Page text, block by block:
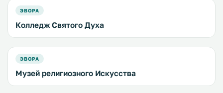
ЭВОРА
Колледж Святого Духа
ЭВОРА
Музей религиозного Искусства